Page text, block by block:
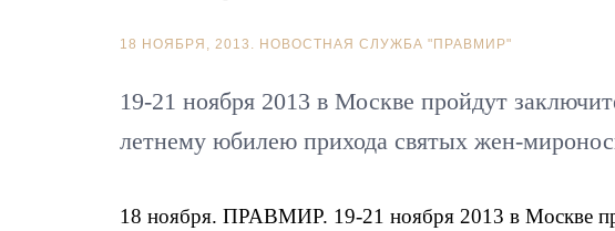
18 НОЯБРЯ, 2013. НОВОСТНАЯ СЛУЖБА "ПРАВМИР"
19-21 ноября 2013 в Москве пройдут
летнему юбилею прихода святых жен-
18 ноября. ПРАВМИР. 19-21 ноября 2013 в Москве